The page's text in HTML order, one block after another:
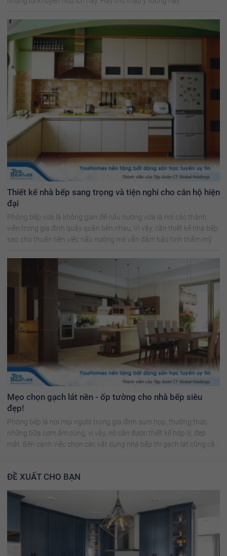
Thiết kế nhà bếp sang trọng và tiện nghi cho căn hộ hiện
đại
Phòng bếp vừa là không gian để nấu nướng vừa là nơi các thành
viên trong gia đình quây quần bên nhau, Vì vậy, cần thiết kế nhà bếp
sao cho thuận tiện việc nấu nướng mà vẫn đảm bảo tính thẩm mỹ.
Mẹo chọn gạch lát nền - ốp tường cho nhà bếp siêu
đẹp!
Phòng bếp là nơi mọi người trong gia đình sum họp, thưởng thức
những bữa cơm ấm cúng, vì vậy, nó cần được thiết kế hợp lý, đẹp
mắt. Bên cạnh việc chọn các vật dụng nhà bếp thì gạch lát cũng cần
ĐỀ XUẤT CHO BẠN